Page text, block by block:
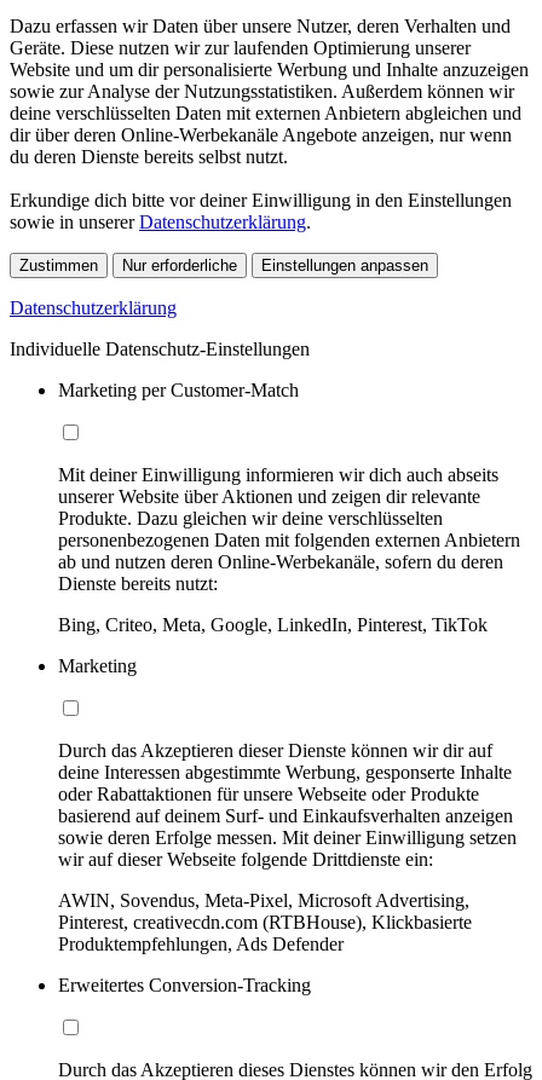
Dazu erfassen wir Daten über unsere Nutzer, deren Verhalten und
Geräte. Diese nutzen wir zur laufenden Optimierung unserer
Website und um dir personalisierte Werbung und Inhalte anzuzeigen
sowie zur Analyse der Nutzungsstatistiken. Außerdem können wir
deine verschlüsselten Daten mit externen Anbietern abgleichen und
dir über deren Online-Werbekanäle Angebote anzeigen, nur wenn
du deren Dienste bereits selbst nutzt.
Erkundige dich bitte vor deiner Einwilligung in den Einstellungen
sowie in unsererDatenschutzerklärung.
Zustimmen Nur erforderliche Einstellungen anpassen
Datenschutzerklärung
Individuelle Datenschutz-Einstellungen
Marketing per Customer-Match
Mit deiner Einwilligung informieren wir dich auch abseits
unserer Website über Aktionen und zeigen dir relevante
Produkte. Dazu gleichen wir deine verschlüsselten
personenbezogenen Daten mit folgenden externen Anbietern
ab und nutzen deren Online-Werbekanäle, sofern du deren
Dienste bereits nutzt:
Bing, Criteo, Meta, Google, LinkedIn, Pinterest, TikTok
Marketing
Durch das Akzeptieren dieser Dienste können wir dir auf
deine Interessen abgestimmte Werbung, gesponserte Inhalte
oder Rabattaktionen für unsere Webseite oder Produkte
basierend auf deinem Surf- und Einkaufsverhalten anzeigen
sowie deren Erfolge messen. Mit deiner Einwilligung setzen
wir auf dieser Webseite folgende Drittdienste ein:
AWIN, Sovendus, Meta-Pixel, Microsoft Advertising,
Pinterest, creativecdn.com (RTBHouse), Klickbasierte
Produktempfehlungen, Ads Defender
Erweitertes Conversion-Tracking
Durch das Akzeptieren dieses Dienstes können wir den Erfolg